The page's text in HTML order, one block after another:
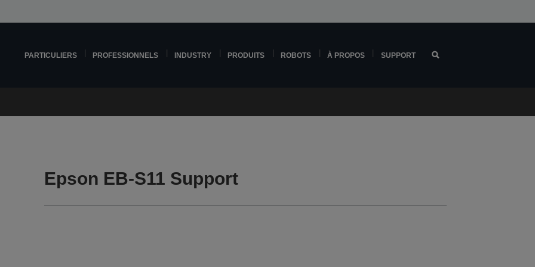
PARTICULIERS PROFESSIONNELS INDUSTRY PRODUITS ROBOTS À PROPOS SUPPORT
Epson EB-S11 Support